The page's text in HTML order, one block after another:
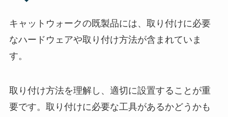
キャットウォークの既製品には、取り付けに必要
なハードウェアや取り付け方法が含まれていま
す。
取り付け方法を理解し、適切に設置することが重
要です。取り付けに必要な工具があるかどうかも